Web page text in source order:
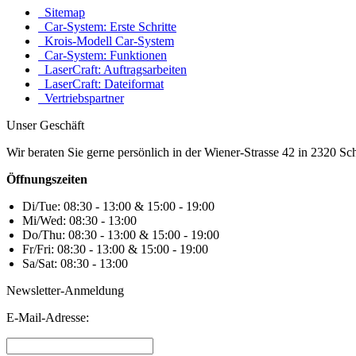
Sitemap
Car-System: Erste Schritte
Krois-Modell Car-System
Car-System: Funktionen
LaserCraft: Auftragsarbeiten
LaserCraft: Dateiformat
Vertriebspartner
Unser Geschäft
Wir beraten Sie gerne persönlich in der Wiener-Strasse 42 in 2320
Öffnungszeiten
Di/Tue: 08:30 - 13:00 & 15:00 - 19:00
Mi/Wed: 08:30 - 13:00
Do/Thu: 08:30 - 13:00 & 15:00 - 19:00
Fr/Fri: 08:30 - 13:00 & 15:00 - 19:00
Sa/Sat: 08:30 - 13:00
Newsletter-Anmeldung
E-Mail-Adresse: